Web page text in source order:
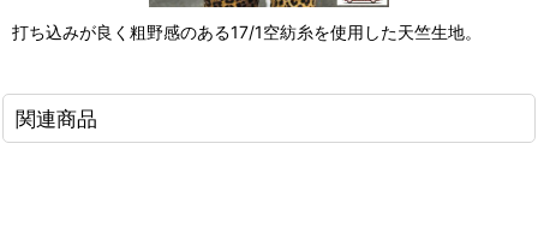
打ち込みが良く粗野感のある17/1空紡糸を使用した天竺生地。
関連商品